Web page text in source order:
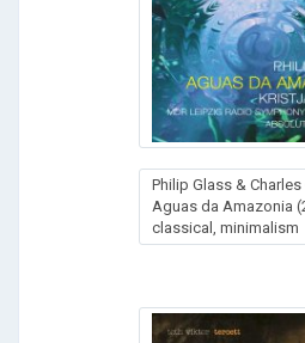
Philip Glass &
Aguas da Amazonia
classical, minimalism